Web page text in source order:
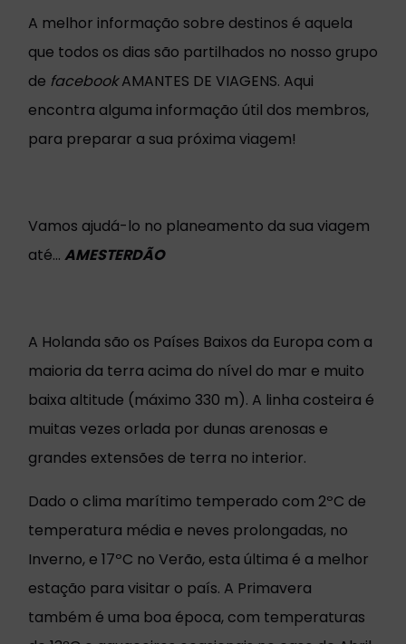
A melhor informação sobre destinos é aquela
que todos os dias são partilhados no nosso grupo
de facebookAMANTES DE VIAGENS. Aqui
encontra alguma informação útil dos membros,
para preparar a sua próxima viagem!
Vamos ajudá-lo no planeamento da sua viagem
até… AMESTERDÃO
A Holanda são os Países Baixos da Europa com a
maioria da terra acima do nível do mar e muito
baixa altitude (máximo 330 m). A linha costeira é
muitas vezes orlada por dunas arenosas e
grandes extensões de terra no interior.
Dado o clima marítimo temperado com 2ºC de
temperatura média e neves prolongadas, no
Inverno, e 17ºC no Verão, esta última é a melhor
estação para visitar o país. A Primavera
também é uma boa época, com temperaturas